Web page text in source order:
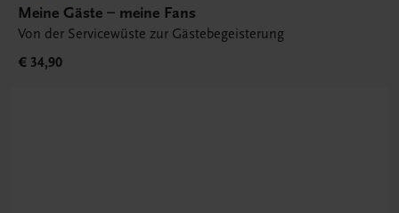
Meine Gäste – meine Fans
Von der Servicewüste zur Gästebegeisterung
€ 34,90